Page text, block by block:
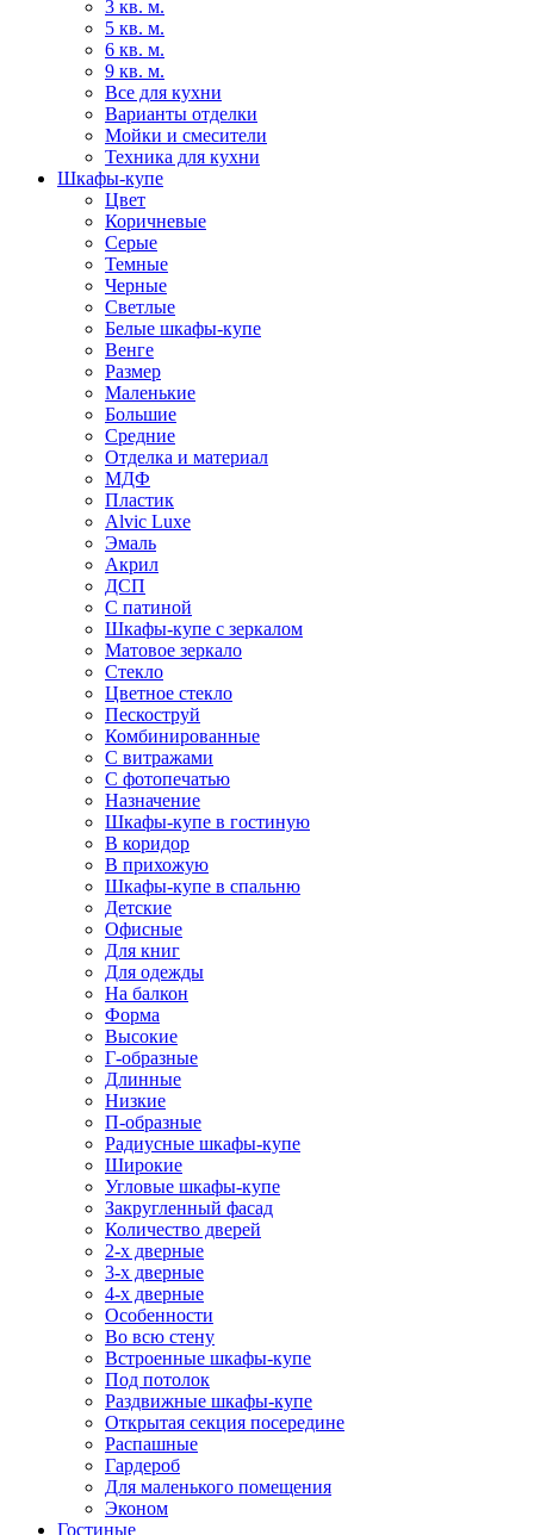
3 кв. м.
5 кв. м.
6 кв. м.
9 кв. м.
Все для кухни
Варианты отделки
Мойки и смесители
Техника для кухни
Шкафы-купе
Цвет
Коричневые
Серые
Темные
Черные
Светлые
Белые шкафы-купе
Венге
Размер
Маленькие
Большие
Средние
Отделка и материал
МДФ
Пластик
Alvic Luxe
Эмаль
Акрил
ДСП
С патиной
Шкафы-купе с зеркалом
Матовое зеркало
Стекло
Цветное стекло
Пескоструй
Комбинированные
С витражами
С фотопечатью
Назначение
Шкафы-купе в гостиную
В коридор
В прихожую
Шкафы-купе в спальню
Детские
Офисные
Для книг
Для одежды
На балкон
Форма
Высокие
Г-образные
Длинные
Низкие
П-образные
Радиусные шкафы-купе
Широкие
Угловые шкафы-купе
Закругленный фасад
Количество дверей
2-х дверные
3-х дверные
4-х дверные
Особенности
Во всю стену
Встроенные шкафы-купе
Под потолок
Раздвижные шкафы-купе
Открытая секция посередине
Распашные
Гардероб
Для маленького помещения
Эконом
Гостиные